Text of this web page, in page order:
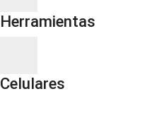
Herramientas
Celulares